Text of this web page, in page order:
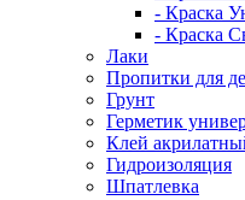
- Краска
- Краска
Лаки
Пропитки для
Грунт
Герметик
Клей
Гидроизоляция
Шпатлевка